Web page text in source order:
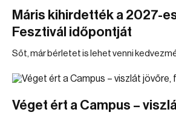
Máris kihirdették a 2027-
Fesztivál időpontját
Sőt, már bérletet is lehet venni
Véget ért a Campus –